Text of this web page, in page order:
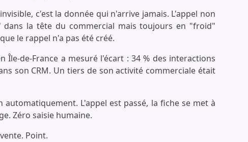
c'est la donnée qui n'arrive jamais. L'appel non
dans la tête du commercial mais toujours en "froid"
le rappel n'a pas été créé.
Île-de-France a mesuré l'écart : 34 % des interactions
son CRM. Un tiers de son activité commerciale était
L'appel est passé, la fiche se met à
Zéro saisie humaine.
Point.